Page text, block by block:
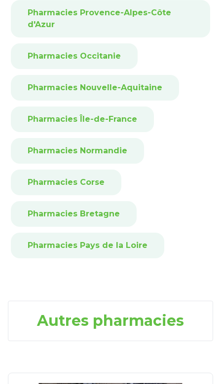
Pharmacies Provence-Alpes-Côte
d'Azur
Pharmacies Occitanie
Pharmacies Nouvelle-Aquitaine
Pharmacies Île-de-France
Pharmacies Normandie
Pharmacies Corse
Pharmacies Bretagne
Pharmacies Pays de la Loire
Autres pharmacies